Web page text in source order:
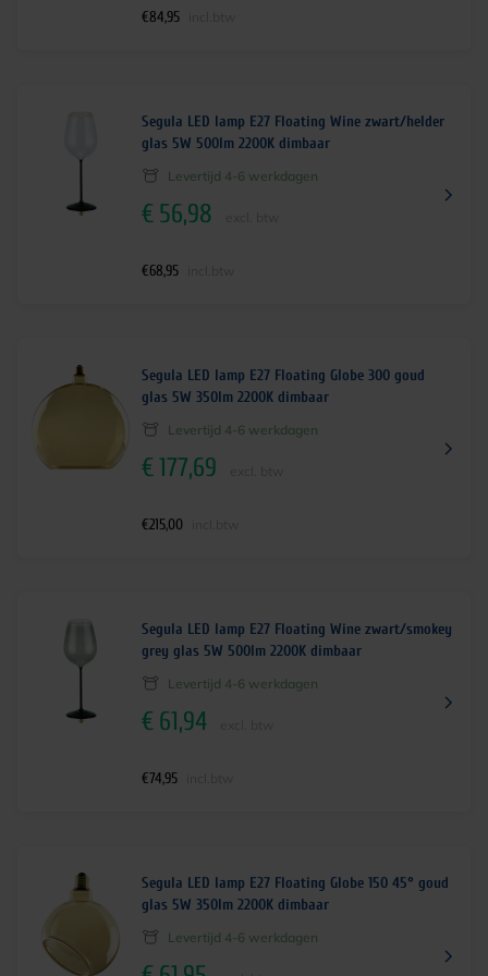
€84,95
Segula LED lamp E27 Floating Wine zwart/helder
glas 5W 500lm 2200K dimbaar
Levertijd 4-6 werkdagen
€ 56,98
€68,95
Segula LED lamp E27 Floating Globe 300 goud
glas 5W 350lm 2200K dimbaar
Levertijd 4-6 werkdagen
€177,69
€215,00
Segula LED lamp E27 Floating Wine zwart/smokey
grey glas 5W 500lm 2200K dimbaar
Levertijd 4-6 werkdagen
€ 61,94
€74,95
Segula LED lamp E27 Floating Globe 150 45° goud
glas 5W 350lm 2200K dimbaar
Levertijd 4-6 werkdagen